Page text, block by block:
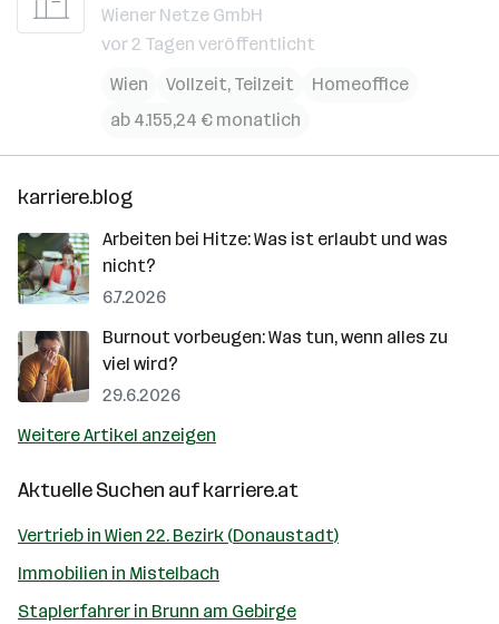
Wiener Netze GmbH
vor 2 Tagen veröffentlicht
Wien
Vollzeit, Teilzeit
Homeoffice
ab 4.155,24 € monatlich
karriere.blog
Arbeiten bei Hitze: Was ist erlaubt und was
nicht?
6.7.2026
Burnout vorbeugen: Was tun, wenn alles zu
viel wird?
29.6.2026
Weitere Artikel anzeigen
Aktuelle Suchen aufkarriere.at
Vertrieb in Wien 22. Bezirk (Donaustadt)
Immobilien in Mistelbach
Staplerfahrer in Brunn am Gebirge